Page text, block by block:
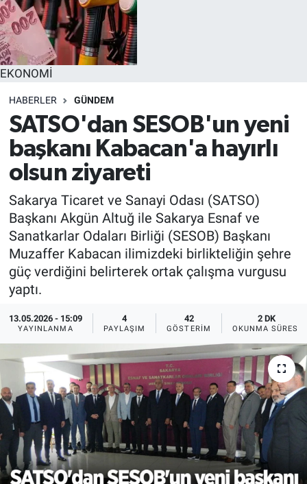
EKONOMİ
HABERLER GÜNDEM
SATSO'dan SESOB'un yeni
başkanı Kabacan'a hayırlı
olsun ziyareti
Sakarya Ticaret ve Sanayi Odası (SATSO)
Başkanı Akgün Altuğ ile Sakarya Esnaf ve
Sanatkarlar Odaları Birliği (SESOB) Başkanı
Muzaffer Kabacan ilimizdeki birlikteliğin şehre
güç verdiğini belirterek ortak çalışma vurgusu
yaptı.
13.05.2026 - 15:09
YAYINLANMA
4
PAYLAŞIM
42
GÖSTERIM
2 DK
OKUNMA SÜRESI
EĞİTİM
MAGAZİN
ÖZEL HABER
HALK54 PANORAMA